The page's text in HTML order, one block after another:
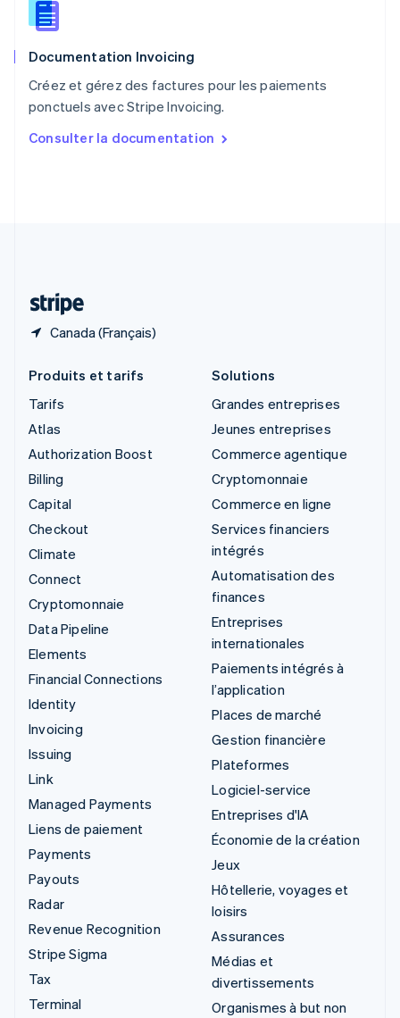
Documentation Invoicing
Créez et gérez des factures pour les paiements
ponctuels avec Stripe Invoicing.
Consulter la documentation
Canada (Français)
English
Roumanie
Royaume-Uni
Singapour
English 简体中文
English
Produits et tarifs
Tarifs
Atlas
Authorization Boost
Billing
Capital
Checkout
Climate
Connect
Cryptomonnaie
Data Pipeline
Elements
Financial Connections
Identity
Invoicing
Issuing
Link
Managed Payments
Liens de paiement
Payments
Payouts
Radar
Revenue Recognition
Stripe Sigma
Tax
Terminal
Solutions
Grandes entreprises
Jeunes entreprises
Commerce agentique
Cryptomonnaie
Commerce en ligne
Services financiers
intégrés
Automatisation des
finances
Entreprises
internationales
Paiements intégrés à
l’application
Places de marché
Gestion financière
Plateformes
Logiciel-service
Entreprises d'IA
Économie de la création
Jeux
Hôtellerie, voyages et
loisirs
Assurances
Médias et
divertissements
Organismes à but non